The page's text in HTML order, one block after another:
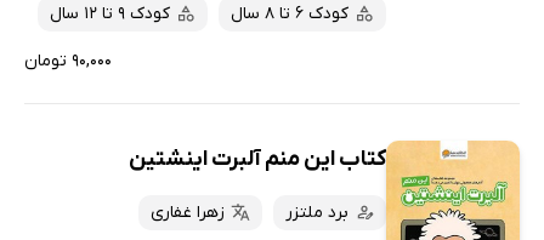
کودک 6 تا 8 سال کودک 9 تا 12 سال
۹۰,۰۰۰ تومان
کتاب این منم آلبرت اینشتین
برد ملتزر
زهرا غفاری